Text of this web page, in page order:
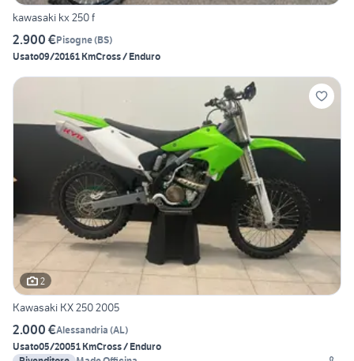
kawasaki kx 250 f
2.900 €Pisogne(BS)
Usato09/20161 KmCross / Enduro
2
Kawasaki KX 250 2005
2.000 €Alessandria (AL)
Usato05/20051 KmCross / Enduro